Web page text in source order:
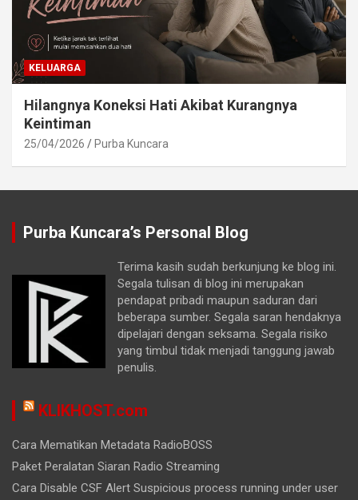
KELUARGA
Hilangnya Koneksi Hati Akibat Kurangnya
Keintiman
25/04/2026 Purba Kuncara
Purba Kuncara’s Personal Blog
Terima kasih sudah berkunjung ke blog ini.
Segala tulisan di blog ini merupakan
pendapat pribadi maupun saduran dari
beberapa sumber. Segala saran hendaknya
dipelajari dengan seksama. Segala risiko
yang timbul tidak menjadi tanggung jawab
penulis.
KLIKHOST.com
Cara Mematikan Metadata RadioBOSS
Paket Peralatan Siaran Radio Streaming
Cara Disable CSF Alert Suspicious process running under user